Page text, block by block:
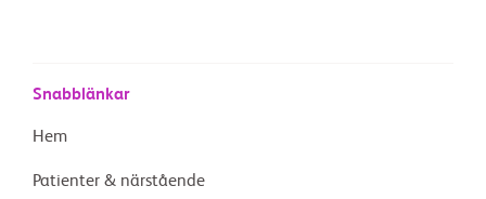
Snabblänkar
Hem
Patienter & närstående